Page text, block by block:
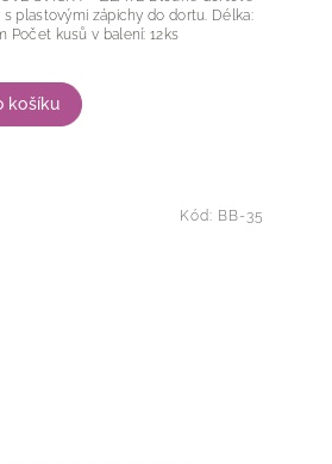
košíku
plastovými zápichy do dortu. Délka:
12,5cm Počet kusů v balení: 12ks
Kód: BB-35